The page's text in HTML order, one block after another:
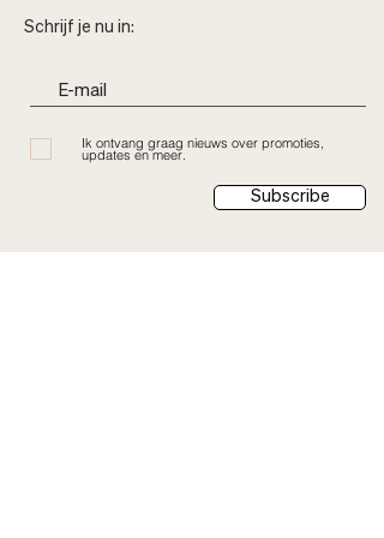
Schrijf je nu in:
Ik ontvang graag nieuws over promoties,
updates en meer.
Subscribe